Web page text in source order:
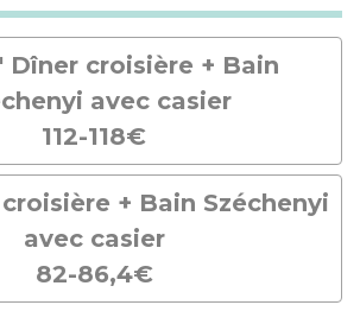
Dîner croisière + Bain
avec casier
112-118€
+ Bain Széchenyi
avec casier
82-86,4€